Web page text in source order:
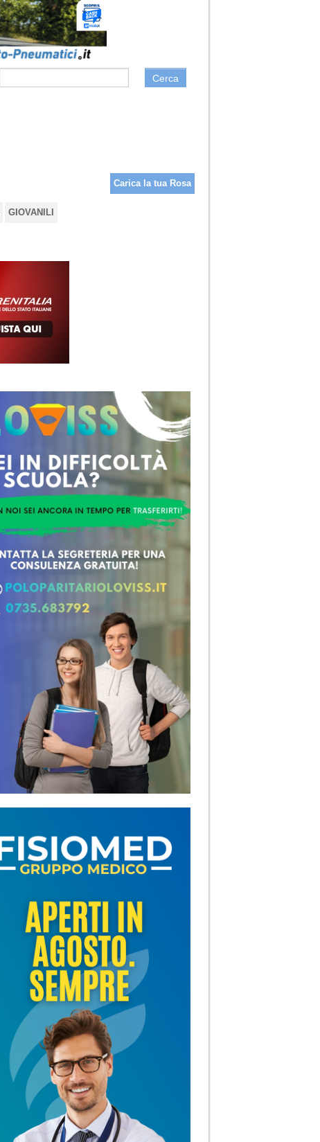
Cerca
Carica la tua Rosa
GIOVANILI